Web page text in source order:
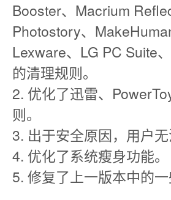
Booster、Macrium
Photostory、
Lexware、LG PC Suite
的清理规则。
2. 优化了迅雷、
则。
3. 出于安全原因，用户
4. 优化了系统瘦身功能。
5. 修复了上一版本中的一